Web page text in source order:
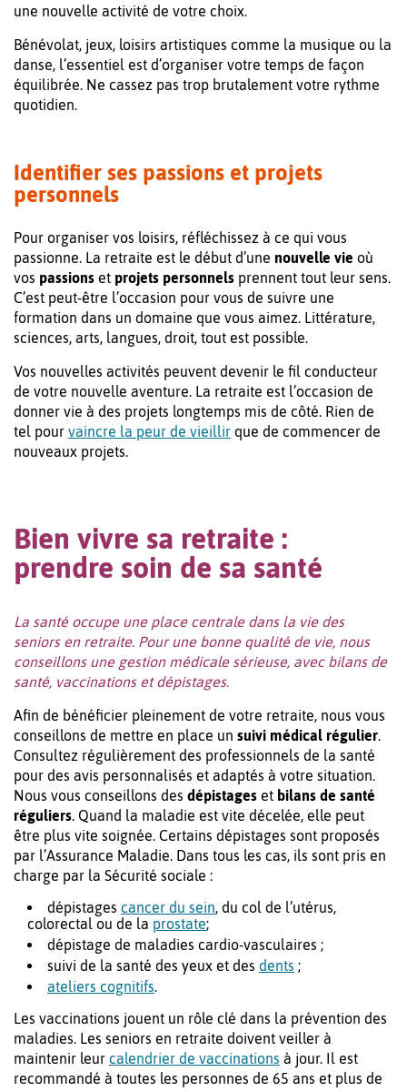
une nouvelle activité de votre choix.
Bénévolat, jeux, loisirs artistiques comme la musique ou la
danse, l’essentiel est d’organiser votre temps de façon
équilibrée. Ne cassez pas trop brutalement votre rythme
quotidien.
Identifier ses passions et projets
personnels
Pour organiser vos loisirs, réfléchissez à ce qui vous
passionne. La retraite est le début d’une nouvelle vie où
vos passions et projets personnels prennent tout leur sens.
C’est peut-être l’occasion pour vous de suivre une
formation dans un domaine que vous aimez. Littérature,
sciences, arts, langues, droit, tout est possible.
Vos nouvelles activités peuvent devenir le fil conducteur
de votre nouvelle aventure. La retraite est l’occasion de
donner vie à des projets longtemps mis de côté. Rien de
tel pour vaincre la peur de vieillir que de commencer de
nouveaux projets.
Bien vivre sa retraite :
prendre soin de sa santé
La santé occupe une place centrale dans la vie des
seniors en retraite. Pour une bonne qualité de vie, nous
conseillons une gestion médicale sérieuse, avec bilans de
santé, vaccinations et dépistages.
Afin de bénéficier pleinement de votre retraite, nous vous
conseillons de mettre en place un suivi médical régulier
Consultez régulièrement des professionnels de la santé
pour des avis personnalisés et adaptés à votre situation.
Nous vous conseillons des dépistages et bilans de santé
réguliers . Quand la maladie est vite décelée, elle peut
être plus vite soignée. Certains dépistages sont proposés
par l’Assurance Maladie. Dans tous les cas, ils sont pris en
charge par la Sécurité sociale :
dépistages cancer du sein , du col de l’utérus,
colorectal ou de la prostate;
dépistage de maladies cardio-vasculaires ;
suivi de la santé des yeux et des dents ;
ateliers cognitifs
Les vaccinations jouent un rôle clé dans la prévention des
maladies. Les seniors en retraite doivent veiller à
maintenir leur calendrier de vaccinations à jour. Il est
recommandé à toutes les personnes de 65 ans et plus de